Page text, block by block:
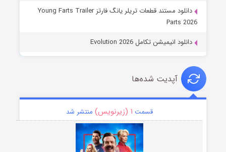
دانلود مستند قطعات تریلر یانگ فارتز Young Farts Trailer
Parts 2026
دانلود انیمیشن تکامل Evolution 2026
آپدیت شده‌ها
قسمت ۱ (زیرنویس) منتشر شد